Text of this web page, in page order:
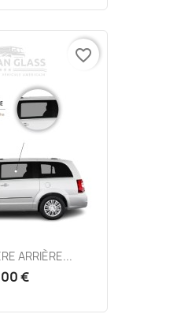
ARRIÈRE...
€
favorite_border